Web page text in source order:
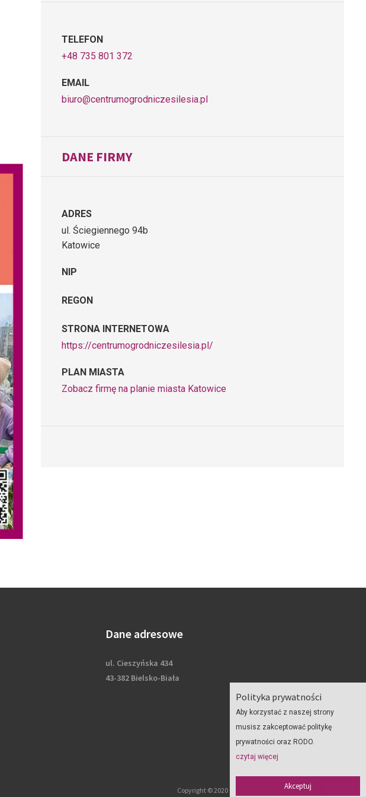
Polityka prywatności
Aby korzystać z naszej strony
musisz zakceptować politykę
prywatności oraz RODO.
czytaj więcej
Akceptuj
TELEFON
+48 735 801 372
EMAIL
biuro@centrumogrodniczesilesia.pl
DANE FIRMY
ADRES
ul. Ściegiennego 94b
Katowice
NIP
REGON
STRONA INTERNETOWA
https://centrumogrodniczesilesia.pl/
PLAN MIASTA
Zobacz firmę na planie miasta Katowice
Dane adresowe
ul. Cieszyńska 434
43-382 Bielsko-Biała
Copyright © 2020 Geoplan - wszelkie prawa zastrzeżone